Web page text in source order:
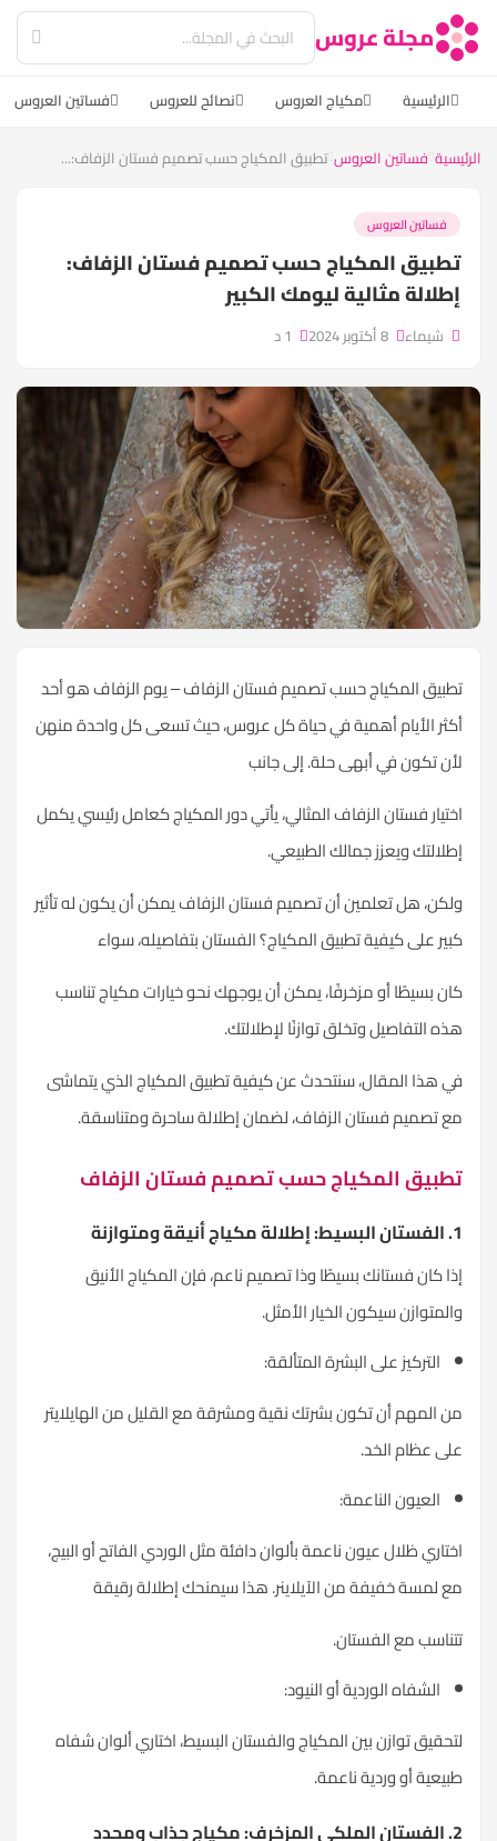
مجلة عروس
الرئيسية مكياج العروس نصائح للعروس فساتين العروس
فساتين العروس تطبيق المكياج حسب تصميم فستان الزفاف:...
فساتين العروس
المكياج حسب تصميم فستان الزفاف:
مثالية ليومك الكبير
شيماء 8 أكتوبر 2024 1 د
المكياج حسب تصميم فستان الزفاف – يوم الزفاف هو أحد
الأيام أهمية في حياة كل عروس، حيث تسعى كل واحدة منهن
تكون في أبهى حلة. إلى جانب
فستان الزفاف المثالي، يأتي دور المكياج كعامل رئيسي يكمل
ويعزز جمالك الطبيعي.
هل تعلمين أن تصميم فستان الزفاف يمكن أن يكون له تأثير
على كيفية تطبيق المكياج؟ الفستان بتفاصيله، سواء
بسيطًا أو مزخرفًا، يمكن أن يوجهك نحو خيارات مكياج تناسب
التفاصيل وتخلق توازنًا لإطلالتك.
هذا المقال، سنتحدث عن كيفية تطبيق المكياج الذي يتماشى
تصميم فستان الزفاف، لضمان إطلالة ساحرة ومتناسقة.
المكياج حسب تصميم فستان الزفاف
كان فستانك بسيطًا وذا تصميمناعم، فإن المكياج الأنيق
سيكون الخيار الأمثل.
التركيز على البشرة المتألقة:
المهم أن تكون بشرتك نقية ومشرقة مع القليل من الهايلايتر
عظام الخد.
العيون الناعمة:
ظلال عيونناعمة بألوان دافئة مثل الوردي الفاتح أو البيج،
لمسة خفيفة من الآيلاينر. هذا سيمنحك إطلالة رقيقة
مع الفستان.
الشفاه الوردية أو النيود:
توازن بين المكياج والفستان البسيط، اختاري ألوان شفاه
أو وردية ناعمة.